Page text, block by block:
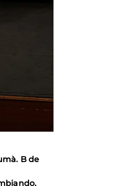
B de